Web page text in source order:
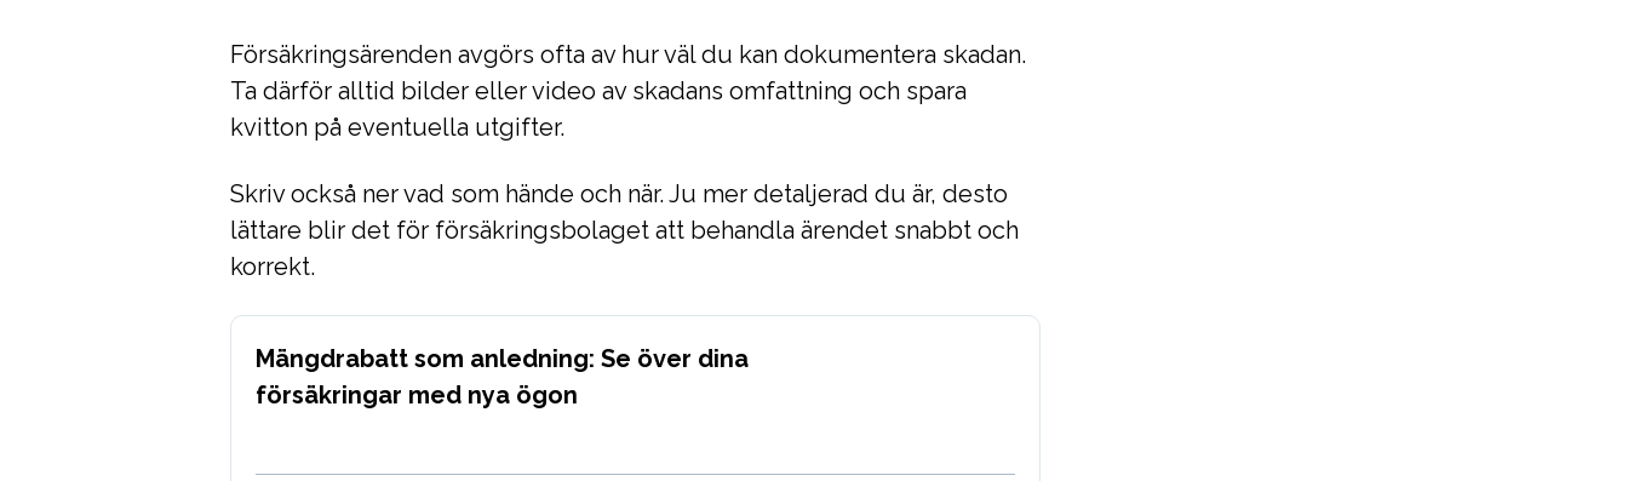
Försäkringsärenden avgörs ofta av hur väl du kan dokumentera skadan.
Ta därför alltid bilder eller video av skadans omfattning och spara
kvitton på eventuella utgifter.
Skriv också ner vad som hände och när. Ju mer detaljerad du är, desto
lättare blir det för försäkringsbolaget att behandla ärendet snabbt och
korrekt.
Mängdrabatt som anledning: Se över dina
försäkringar med nya ögon